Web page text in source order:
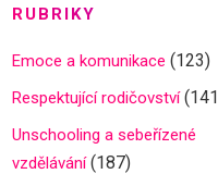
RUBRIKY
Emoce a komunikace (123)
Respektující rodičovství
Unschooling a sebeřízené
vzdělávání(187)